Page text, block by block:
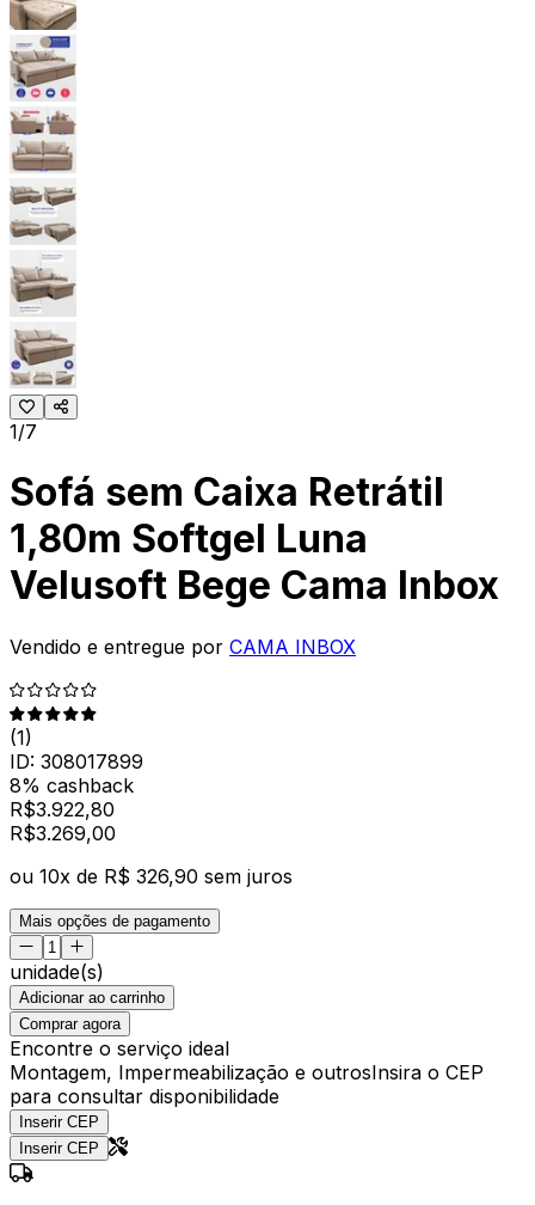
1/7
Sofá sem Caixa Retrátil
1,80m Softgel Luna
Velusoft Bege Cama Inbox
Vendido e entregue por CAMA INBOX
(1)
ID: 308017899
8% cashback
R$3.922,80
R$3.269,00
ou 10x de R$ 326,90 sem juros
Mais opções de pagamento
unidade(s)
Adicionar ao carrinho
Comprar agora
Encontre o serviço ideal
Montagem, Impermeabilização e outrosInsira o CEP
para consultar disponibilidade
Inserir CEP
Inserir CEP